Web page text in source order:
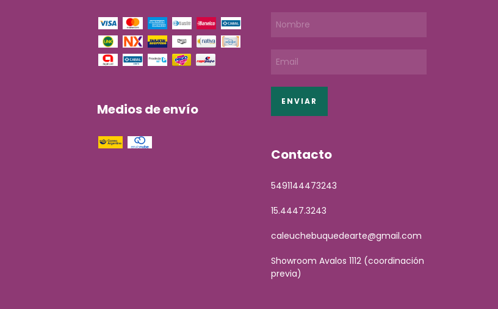
Medios de envío
Contacto
5491144473243
15.4447.3243
caleuchebuquedearte@gmail.com
Showroom Avalos 1112 (coordinación
previa)